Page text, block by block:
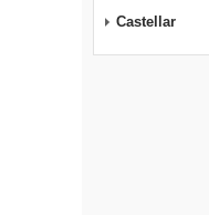
Castellar